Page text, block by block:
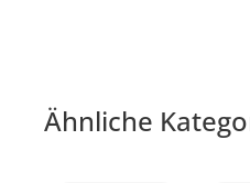
Ähnliche